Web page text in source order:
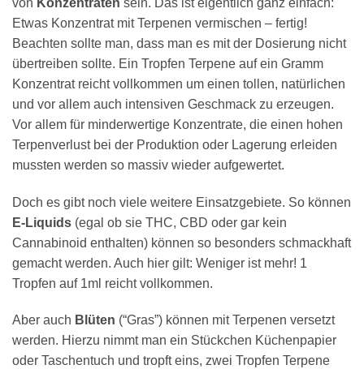
Etwas Konzentrat mit Terpenen vermischen – fertig!
Beachten sollte man, dass man es mit der Dosierung nicht
übertreiben sollte. Ein Tropfen Terpene auf ein Gramm
Konzentrat reicht vollkommen um einen tollen, natürlichen
und vor allem auch intensiven Geschmack zu erzeugen.
Vor allem für minderwertige Konzentrate, die einen hohen
Terpenverlust bei der Produktion oder Lagerung erleiden
mussten werden so massiv wieder aufgewertet.
Doch es gibt noch viele weitere Einsatzgebiete. So können
E-Liquids (egal ob sie THC, CBD oder gar kein
Cannabinoid enthalten) können so besonders schmackhaft
gemacht werden. Auch hier gilt: Weniger ist mehr! 1
Tropfen auf 1ml reicht vollkommen.
Aber auch Blüten (“Gras”) können mit Terpenen versetzt
werden. Hierzu nimmt man ein Stückchen Küchenpapier
oder Taschentuch und tropft eins, zwei Tropfen Terpene